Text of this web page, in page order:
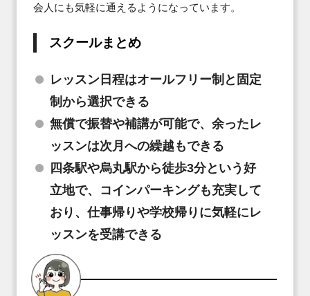
会人にも気軽に通えるようになっています。
スクールまとめ
レッスン日程はオールフリー制と固定
制から選択できる
無償で振替や補講が可能で、余ったレ
ッスンは次月への繰越もできる
四条駅や烏丸駅から徒歩3分という好
立地で、コインパーキングも充実して
おり、仕事帰りや学校帰りに気軽にレ
ッスンを受講できる